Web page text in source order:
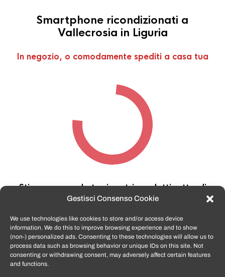
Gestisci Consenso Cookie
We use technologies like cookies to store and/or access device
information. We do this to improve browsing experience and to show
(non-) personalized ads. Consenting to these technologies will allow us to
process data such as browsing behavior or unique IDs on this site. Not
consenting or withdrawing consent, may adversely affect certain features
and functions.
Smartphone ricondizionati a
Vallecrosia in Liguria
In negozio, o comodamente spediti a casa tua
Stiamo cercando tra i nostri prodotti, attendi
qualche secondo…
TomatoSmartphone.itè lo shop n.1 in italia per
smartphone ricondizionati garantiti e certificati
di tutte le marche,APPLE, SAMSUNG, HUAWEI,
ONEPLUS, XIAOMI e tanto altro